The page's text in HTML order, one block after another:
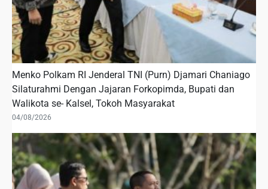
Menko Polkam RI Jenderal TNI (Purn) Djamari Chaniago
Silaturahmi Dengan Jajaran Forkopimda, Bupati dan
Walikota se- Kalsel, Tokoh Masyarakat
04/08/2026